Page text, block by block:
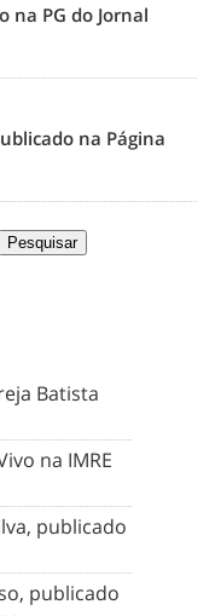
na PG do Jornal
na Página
Batista
na IMRE
publicado
publicado